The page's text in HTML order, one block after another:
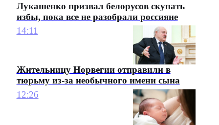
Лукашенко призвал белорусов скупать
избы, пока все не разобрали россияне
14:11
Жительницу Норвегии отправили в
тюрьму из-за необычного имени сына
12:26